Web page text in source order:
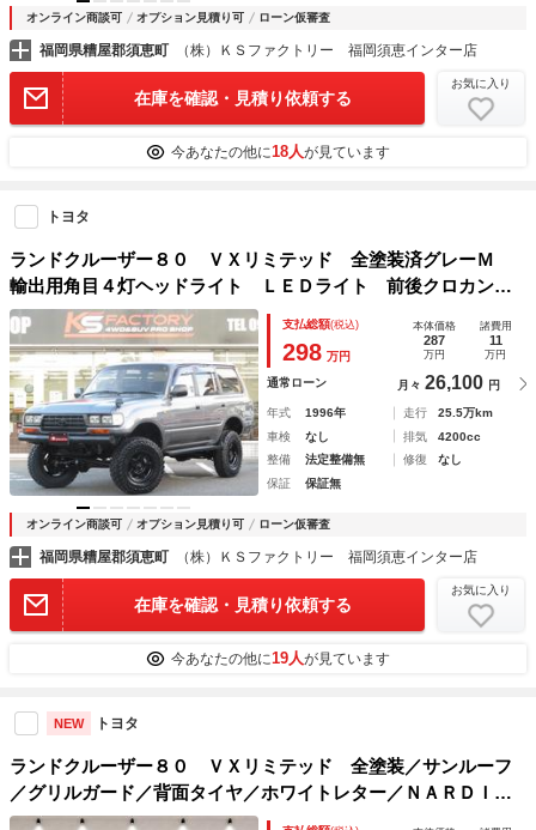
オンライン商談可 オプション見積り可 ローン仮審査
福岡県糟屋郡須恵町 （株）ＫＳファクトリー 福岡須恵インター店
在庫を確認・見積り依頼する
お気に入り
今あなたの他に18人が見ています
トヨタ
ランドクルーザー８０ ＶＸリミテッド 全塗装済グレーＭ
輸出用角目４灯ヘッドライト ＬＥＤライト 前後クロカンバ
ンパー 社外レンズ リフトＵＰ 新品ブラッドレーＶ 新品
ジオランダーＭＴタイヤ 新品黒革調シートカバー サンルー
フ 寒冷地仕様
支払総額(税込)
298 万円
本体価格
287
万円
諸費用
11
万円
通常ローン 月々 26,100 円
年式 1996年 走行
25.5万km
車検
なし 排気
4200cc
整備
法定整備無 修復
なし
保証
保証無
オンライン商談可 オプション見積り可 ローン仮審査
福岡県糟屋郡須恵町 （株）ＫＳファクトリー 福岡須恵インター店
在庫を確認・見積り依頼する
お気に入り
今あなたの他に19人が見ています
NEW トヨタ
ランドクルーザー８０ ＶＸリミテッド 全塗装／サンルーフ
／グリルガード／背面タイヤ／ホワイトレター／ＮＡＲＤＩ
（ナルディ）ハンドル／キャメル色シートカバー／ディーゼル